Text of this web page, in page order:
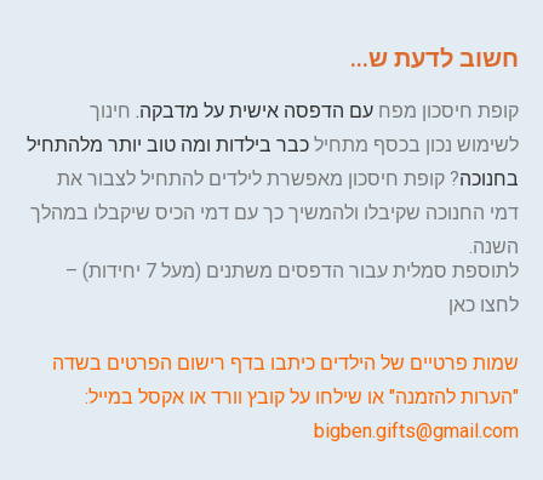
חשוב לדעת ש...
קופת חיסכון מפח עם הדפסה אישית על מדבקה. חינוך
לשימוש נכון בכסף מתחיל כבר בילדות ומה טוב יותר מלהתחיל
בחנוכה? קופת חיסכון מאפשרת לילדים להתחיל לצבור את
דמי החנוכה שקיבלו ולהמשיך כך עם דמי הכיס שיקבלו במהלך
השנה.
לתוספת סמלית עבור הדפסים משתנים (מעל 7 יחידות) –
לחצו כאן
שמות פרטיים של הילדים כיתבו בדף רישום הפרטים בשדה
"הערות להזמנה" או שילחו על קובץ וורד או אקסל במייל:
bigben.gifts@gmail.com